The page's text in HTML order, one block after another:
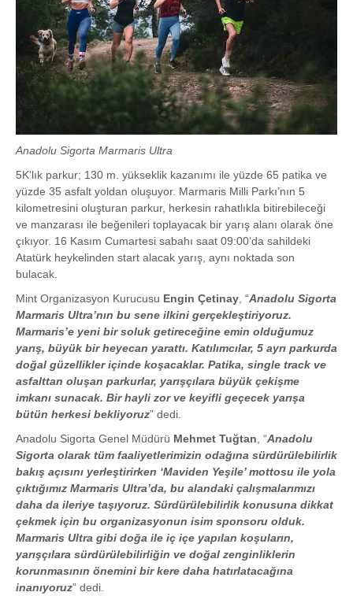
Anadolu Sigorta Marmaris Ultra
5K’lık parkur; 130 m. yükseklik kazanımı ile yüzde 65 patika ve
yüzde 35 asfalt yoldan oluşuyor. Marmaris Milli Parkı’nın 5
kilometresini oluşturan parkur, herkesin rahatlıkla bitirebileceği
ve manzarası ile beğenileri toplayacak bir yarış alanı olarak öne
çıkıyor. 16 Kasım Cumartesi sabahı saat 09:00‘da sahildeki
Atatürk heykelinden start alacak yarış, aynı noktada son
bulacak.
Mint Organizasyon Kurucusu Engin Çetinay , “Anadolu Sigorta
Marmaris Ultra’nın bu sene ilkini gerçekleştiriyoruz.
Marmaris’e yeni bir soluk getireceğine emin olduğumuz
yarış, büyük bir heyecan yarattı. Katılımcılar, 5 ayrı parkurda
doğal güzellikler içinde koşacaklar. Patika, single track ve
asfalttan oluşan parkurlar, yarışçılara büyük çekişme
imkanı sunacak. Bir hayli zor ve keyifli geçecek yarışa
bütün herkesi bekliyoruz” dedi.
Anadolu Sigorta Genel Müdürü Mehmet Tuğtan , “Anadolu
Sigorta olarak tüm faaliyetlerimizin odağına sürdürülebilirlik
bakış açısını yerleştirirken ‘Maviden Yeşile’ mottosu ile yola
çıktığımız Marmaris Ultra’da, bu alandaki çalışmalarımızı
daha da ileriye taşıyoruz. Sürdürülebilirlik konusuna dikkat
çekmek için bu organizasyonun isim sponsoru olduk.
Marmaris Ultra gibi doğa ile iç içe yapılan koşuların,
yarışçılara sürdürülebilirliğin ve doğal zenginliklerin
korunmasının önemini bir kere daha hatırlatacağına
inanıyoruz” dedi.